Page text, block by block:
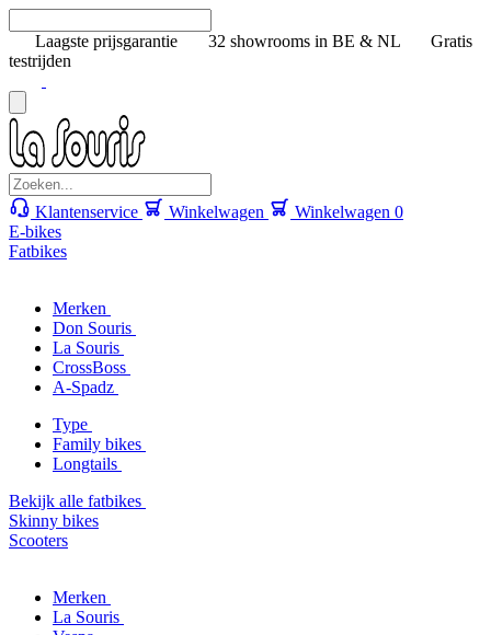
Laagste prijsgarantie 32 showrooms in BE & NL
Gratis
testrijden
Klantenservice Winkelwagen Winkelwagen 0
E-bikes
Fatbikes
Merken
Don Souris
La Souris
CrossBoss
A-Spadz
Type
Family bikes
Longtails
Bekijk alle fatbikes
Skinny bikes
Scooters
Merken
La Souris